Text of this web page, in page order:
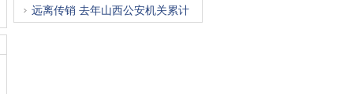
远离传销 去年山西公安机关累计